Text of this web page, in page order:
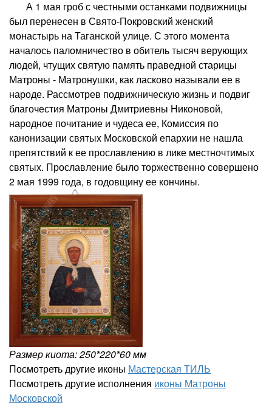
А 1 мая гроб с честными останками подвижницы
был перенесен в Свято-Покровский женский
монастырь на Таганской улице. С этого момента
началось паломничество в обитель тысяч верующих
людей, чтущих святую память праведной старицы
Матроны - Матронушки, как ласково называли ее в
народе. Рассмотрев подвижническую жизнь и подвиг
благочестия Матроны Дмитриевны Никоновой,
народное почитание и чудеса ее, Комиссия по
канонизации святых Московской епархии не нашла
препятствий к ее прославлению в лике местночтимых
святых. Прославление было торжественно совершено
2 мая 1999 года, в годовщину ее кончины.
Размер киота: 250*220*60 мм
Посмотреть другие иконы Мастерская ТИЛЬ
Посмотреть другие исполнения иконы Матроны
Московской